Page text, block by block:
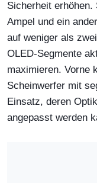
Sicherheit
Ampel und ein
auf weniger als
OLED-Segmente
maximieren. Vorne
Scheinwerfer mit
Einsatz, deren
angepasst werden